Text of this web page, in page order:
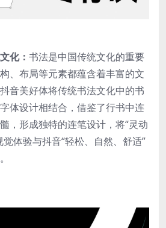
化： 书法是中国传统文化的重要
、布局等元素都蕴含着丰富的文
音美好体将传统书法文化中的书
体设计相结合，借鉴了行书中连
，形成独特的连笔设计，将“灵动
体验与抖音“轻松、自然、舒适”